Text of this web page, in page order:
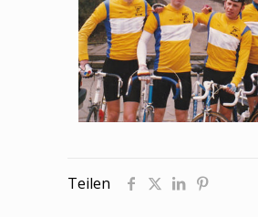
Teilen